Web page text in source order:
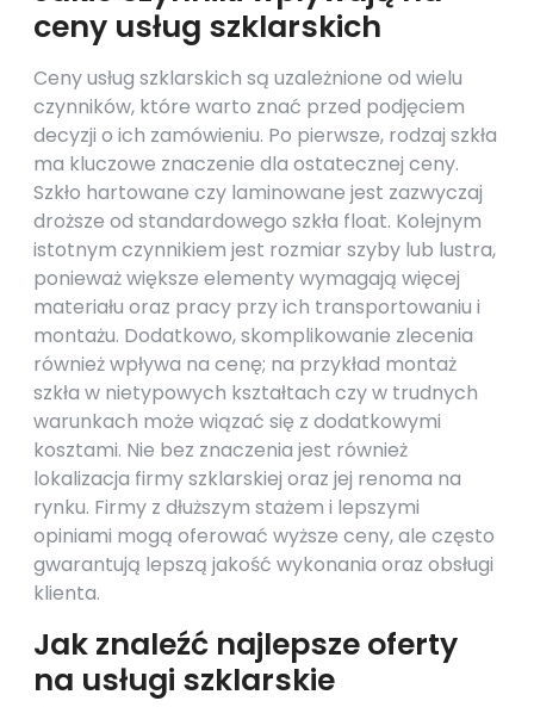
ceny usług szklarskich
Ceny usług szklarskich są uzależnione od wielu
czynników, które warto znać przed podjęciem
decyzji o ich zamówieniu. Po pierwsze, rodzaj szkła
ma kluczowe znaczenie dla ostatecznej ceny.
Szkło hartowane czy laminowane jest zazwyczaj
droższe od standardowego szkła float. Kolejnym
istotnym czynnikiem jest rozmiar szyby lub lustra,
ponieważ większe elementy wymagają więcej
materiału oraz pracy przy ich transportowaniu i
montażu. Dodatkowo, skomplikowanie zlecenia
również wpływa na cenę; na przykład montaż
szkła w nietypowych kształtach czy w trudnych
warunkach może wiązać się z dodatkowymi
kosztami. Nie bez znaczenia jest również
lokalizacja firmy szklarskiej oraz jej renoma na
rynku. Firmy z dłuższym stażem i lepszymi
opiniami mogą oferować wyższe ceny, ale często
gwarantują lepszą jakość wykonania oraz obsługi
klienta.
Jak znaleźć najlepsze oferty
na usługi szklarskie